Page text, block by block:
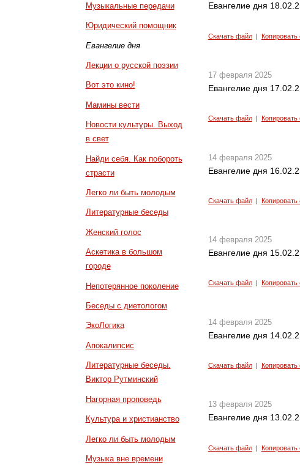
Музыкальные передачи
Юридический помощник
Евангелие дня
Лекции о русской поэзии
Вот это кино!
Мамины вести
Новости культуры. Выход
в свет
Найди себя. Как побороть
страсти
Легко ли быть молодым
Литературные беседы
Женский голос
Аскетика в большом
городе
Непотерянное поколение
Беседы с диетологом
ЭкоЛогика
Апокалипсис
Литературные беседы.
Виктор Рутминский
Нагорная проповедь
Культура и христианство
Легко ли быть молодым
Музыка вне времени
Евангелие дня
Скачать файл| Копировать
17 февраля 2025
Евангелие дня
Скачать файл| Копировать
14 февраля 2025
Евангелие дня
Скачать файл| Копировать
14 февраля 2025
Евангелие дня
Скачать файл| Копировать
14 февраля 2025
Евангелие дня
Скачать файл| Копировать
13 февраля 2025
Евангелие дня
Скачать файл| Копировать